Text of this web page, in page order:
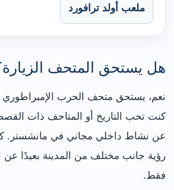
ملعب أولد ترافورد
هل يستحق المتحف
نعم، يستحق متحف الحرب الإمبراطوري
كنت تحب التاريخ أو المتاحف ذات
عن نشاط داخلي مجاني في مانشستر.
رؤية جانب مختلف من المدينة بعيدًا عن
فقط.